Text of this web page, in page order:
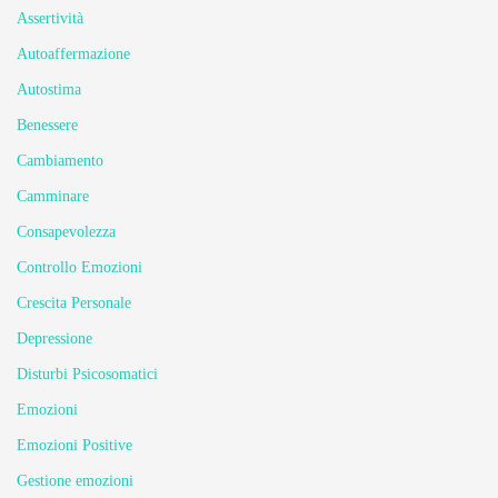
Assertività
Autoaffermazione
Autostima
Benessere
Cambiamento
Camminare
Consapevolezza
Controllo Emozioni
Crescita Personale
Depressione
Disturbi Psicosomatici
Emozioni
Emozioni Positive
Gestione emozioni